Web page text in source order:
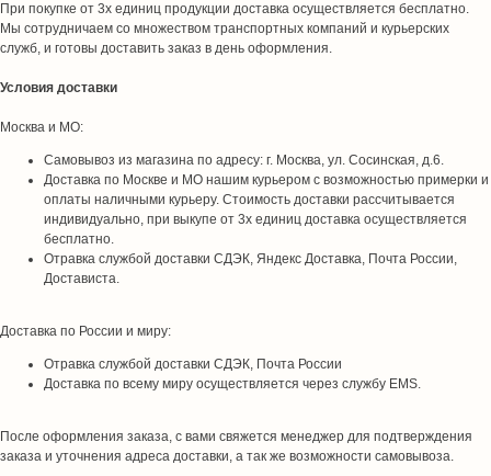
При покупке от 3х единиц продукции доставка осуществляется бесплатно.
Мы сотрудничаем со множеством транспортных компаний и курьерских
служб, и готовы доставить заказ в день оформления.
Условия доставки
Москва и МО:
Самовывоз из магазина по адресу: г. Москва, ул. Сосинская, д.6.
Доставка по Москве и МО нашим курьером с возможностью примерки и
оплаты наличными курьеру. Стоимость доставки рассчитывается
индивидуально, при выкупе от 3х единиц доставка осуществляется
бесплатно.
Отравка службой доставки СДЭК, Яндекс Доставка, Почта России,
Достависта.
Доставка по России и миру:
Отравка службой доставки СДЭК, Почта России
Доставка по всему миру осуществляется через службу EMS.
После оформления заказа, с вами свяжется менеджер для подтверждения
заказа и уточнения адреса доставки, а так же возможности самовывоза.